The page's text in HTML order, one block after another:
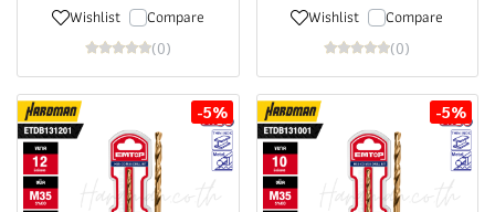
Wishlist Compare
(0)
Wishlist Compare
(0)
-5% -5%